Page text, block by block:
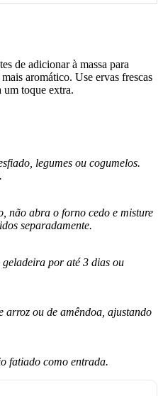
de adicionar à massa para
aromático. Use ervas frescas
um toque extra.
legumes ou cogumelos.
não abra o forno cedo e misture
separadamente.
por até 3 dias ou
ou de amêndoa, ajustando
fatiado como entrada.